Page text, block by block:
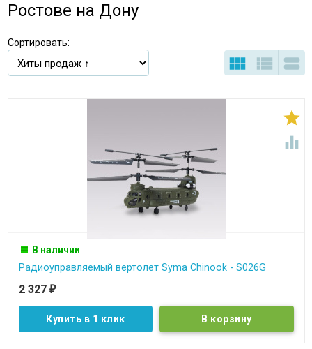
Ростове на Дону
Сортировать:
  


В наличии
Радиоуправляемый вертолет Syma Chinook - S026G
2 327 ₽
Купить в 1 клик